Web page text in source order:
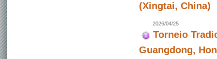
(Xingtai, China)
2026/04/25
Torneio
Guangdong,